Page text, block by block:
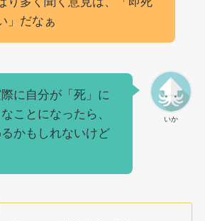
」だなぁ
いか
に自分が「死」に
ことになったら、
かもしれないけど